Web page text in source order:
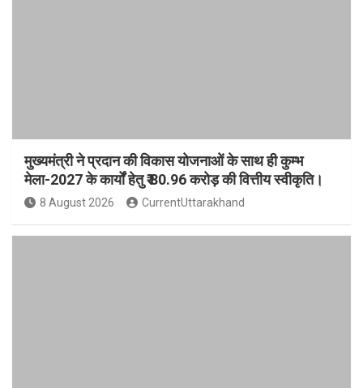
मुख्यमंत्री ने प्रदान की विकास योजनाओं के साथ ही कुम्भ
मेला-2027 के कार्यों हेतु ₹ 80.96 करोड़ की वित्तीय स्वीकृति।
8 August 2026 CurrentUttarakhand